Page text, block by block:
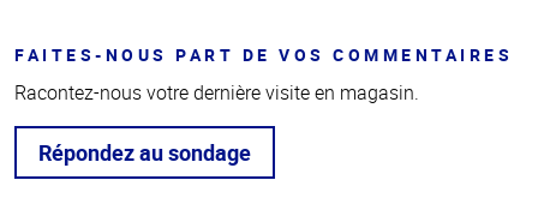
FAITES-NOUS PART DE VOS COMMENTAIRES
Racontez-nous votre dernière visite en magasin.
Répondez au sondage